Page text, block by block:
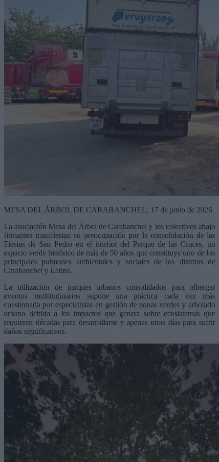
MESA DEL ÁRBOL DE CARABANCHEL, 17 de junio de 2026
La asociación Mesa del Árbol de Carabanchel y los colectivos abajo
firmantes manifiestan su preocupación por la consolidación de las
Fiestas de San Pedro en el interior del Parque de las Cruces, un
espacio verde histórico de más de 50 años que constituye uno de los
principales pulmones ambientales y sociales de los distritos de
Carabanchel y Latina.
La utilización de parques urbanos consolidados para albergar
eventos multitudinarios supone una práctica cada vez más
cuestionada por especialistas en gestión de zonas verdes y arbolado
urbano debido a los impactos que genera sobre ecosistemas que
requieren décadas para desarrollarse y apenas unos días para sufrir
daños significativos.